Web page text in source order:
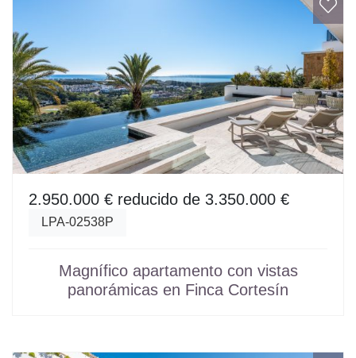
2.950.000 € reducido de 3.350.000 €
LPA-02538P
Magnífico apartamento con vistas
panorámicas en Finca Cortesín